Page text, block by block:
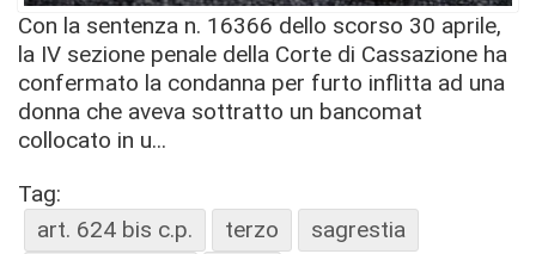
Con la sentenza n. 16366 dello scorso 30 aprile,
la IV sezione penale della Corte di Cassazione ha
confermato la condanna per furto inflitta ad una
donna che aveva sottratto un bancomat
collocato in u...
Tag:
art. 624 bis c.p.
terzo
sagrestia